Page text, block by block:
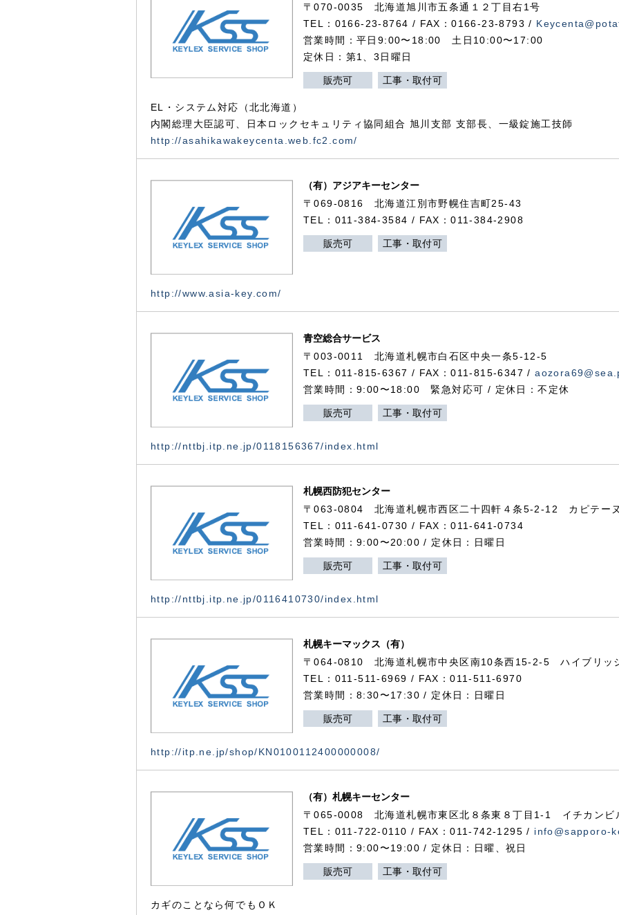
〒070-0035 北海道旭川市五条通１２丁目右1号
TEL：0166-23-8764 / FAX：0166-23-8793 /
営業時間：平日9:00〜18:00 土日10:00〜17:00
定休日：第1、3日曜日
販売可 工事・取付可
EL・システム対応（北北海道）
内閣総理大臣認可、日本ロックセキュリティ協同組合 旭川支部 支部長、一級錠施工技師
http://asahikawakeycenta.web.fc2.com/
（有）アジアキーセンター
〒069-0816 北海道江別市野幌住吉町25-43
TEL：011-384-3584 / FAX：011-384-2908
販売可 工事・取付可
http://www.asia-key.com/
青空総合サービス
〒003-0011 北海道札幌市白石区中央一条5-12-5
TEL：011-815-6367 / FAX：011-815-6347 /
営業時間：9:00〜18:00 緊急対応可 / 定休日：不定休
販売可 工事・取付可
http://nttbj.itp.ne.jp/0118156367/index.html
札幌西防犯センター
〒063-0804 北海道札幌市西区二十四軒４条5-2-12 カピテー
TEL：011-641-0730 / FAX：011-641-0734
営業時間：9:00〜20:00 / 定休日：日曜日
販売可 工事・取付可
http://nttbj.itp.ne.jp/0116410730/index.html
札幌キーマックス（有）
〒064-0810 北海道札幌市中央区南10条西15-2-5 ハイブリッ
TEL：011-511-6969 / FAX：011-511-6970
営業時間：8:30〜17:30 / 定休日：日曜日
販売可 工事・取付可
http://itp.ne.jp/shop/KN0100112400000008/
（有）札幌キーセンター
〒065-0008 北海道札幌市東区北８条東８丁目1-1 イチカンビ
TEL：011-722-0110 / FAX：011-742-1295 / info@sapporo-
営業時間：9:00〜19:00 / 定休日：日曜、祝日
販売可 工事・取付可
カギのことなら何でもＯＫ